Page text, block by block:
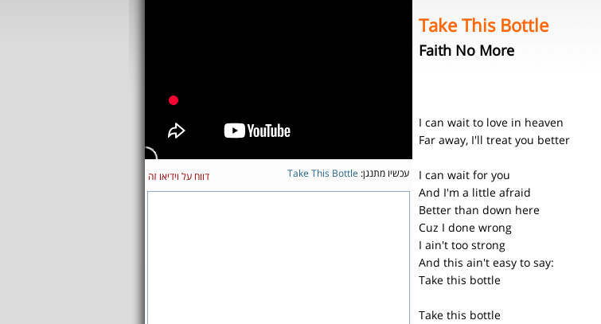
Take This Bottle
Faith No More
I can wait to love in heaven
Far away, I'll treat you better
I can wait for you
And I'm a little afraid
Better than down here
Cuz I done wrong
I ain't too strong
And this ain't easy to say:
Take this bottle
Take this bottle
עכשיו מתנגן: Take This Bottle דווח על וידיאו זה